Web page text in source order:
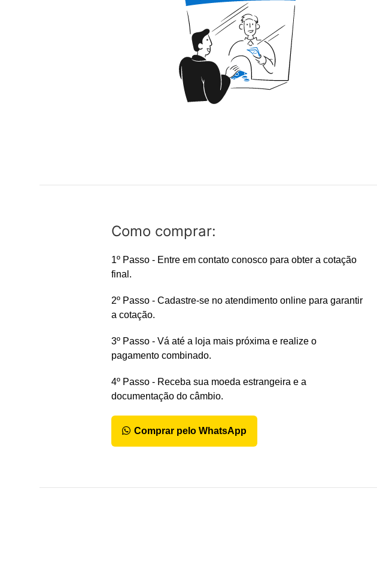
Como comprar:
1º Passo - Entre em contato conosco para obter a cotação
final.
2º Passo - Cadastre-se no atendimento online para garantir
a cotação.
3º Passo - Vá até a loja mais próxima e realize o
pagamento combinado.
4º Passo - Receba sua moeda estrangeira e a
documentação do câmbio.
Comprar pelo WhatsApp